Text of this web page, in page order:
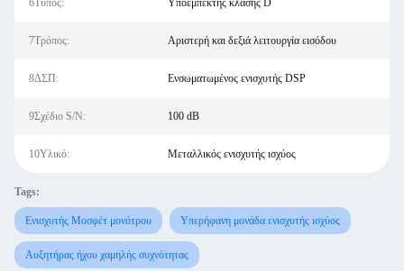
6Τύπος: Υποεμπέκτης κλάσης D
7Τρόπος: Αριστερή και δεξιά λειτουργία εισόδου
8ΔΣΠ: Ενσωματωμένος ενισχυτής DSP
9Σχέδιο S/N: 100 dB
10Υλικό: Μεταλλικός ενισχυτής ισχύος
Tags:
Ενισχυτής Μοσφέτ μονότρου Υπερήφανη μονάδα ενισχυτής ισχύος
Αυξητήρας ήχου χαμηλής συχνότητας